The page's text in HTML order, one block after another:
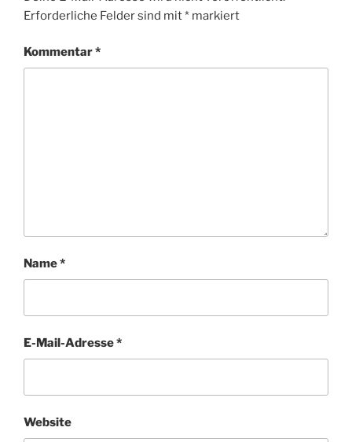
Erforderliche Felder sind mit* markiert
Kommentar*
Name*
E-Mail-Adresse*
Website